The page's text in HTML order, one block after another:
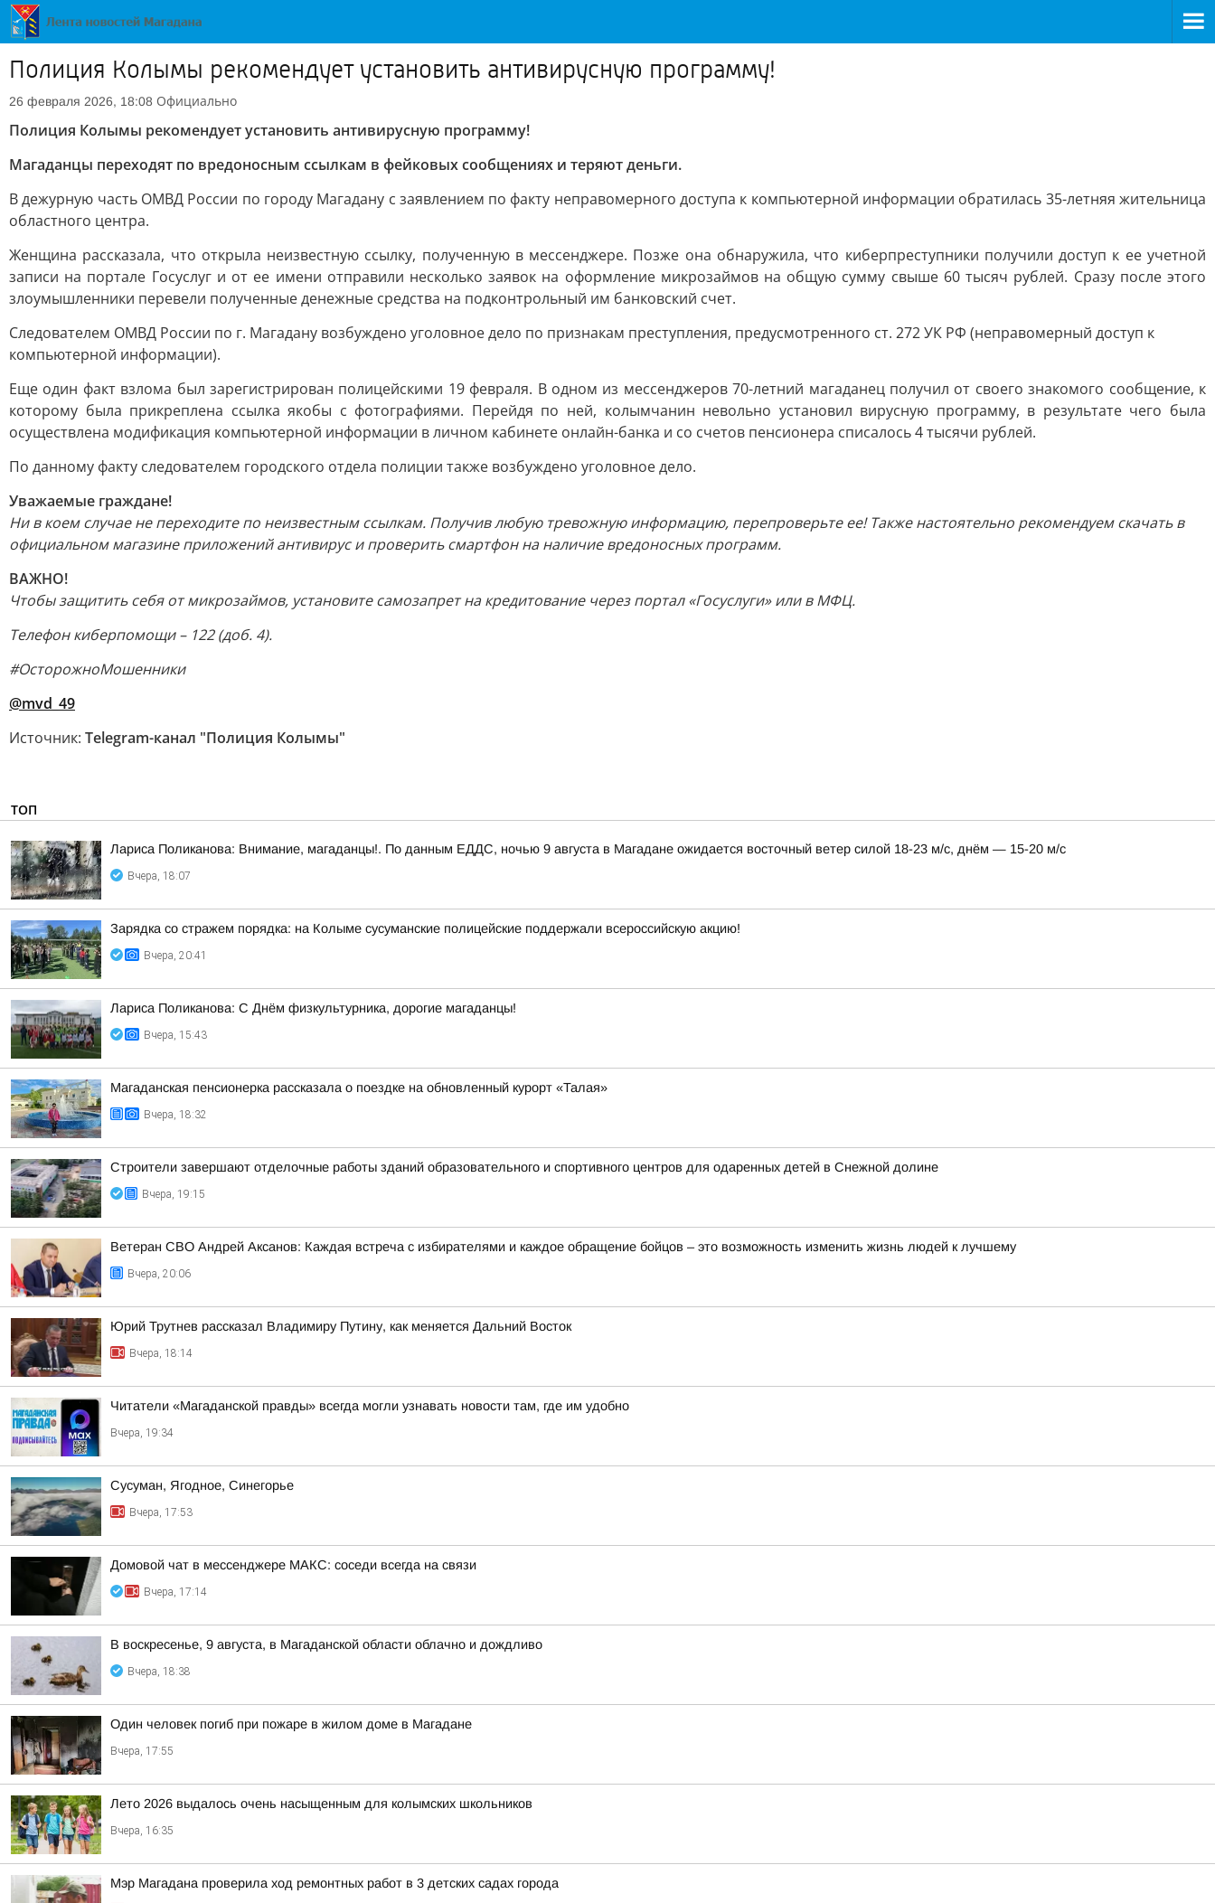
Полиция Колымы рекомендует установить антивирусную программу!
26 февраля 2026, 18:08 Официально
Полиция Колымы рекомендует установить антивирусную программу!
Магаданцы переходят по вредоносным ссылкам в фейковых сообщениях и теряют деньги.
В дежурную часть ОМВД России по городу Магадану с заявлением по факту неправомерного доступа к компьютерной информации обратилась 35-летняя жительница
областного центра.
Женщина рассказала, что открыла неизвестную ссылку, полученную в мессенджере. Позже она обнаружила, что киберпреступники получили доступ к ее учетной
записи на портале Госуслуг и от ее имени отправили несколько заявок на оформление микрозаймов на общую сумму свыше 60 тысяч рублей. Сразу после этого
злоумышленники перевели полученные денежные средства на подконтрольный им банковский счет.
Следователем ОМВД России по г. Магадану возбуждено уголовное дело по признакам преступления, предусмотренного ст. 272 УК РФ (неправомерный доступ к
компьютерной информации).
Еще один факт взлома был зарегистрирован полицейскими 19 февраля. В одном из мессенджеров 70-летний магаданец получил от своего знакомого сообщение, к
которому была прикреплена ссылка якобы с фотографиями. Перейдя по ней, колымчанин невольно установил вирусную программу, в результате чего была
осуществлена модификация компьютерной информации в личном кабинете онлайн-банка и со счетов пенсионера списалось 4 тысячи рублей.
По данному факту следователем городского отдела полиции также возбуждено уголовное дело.
Уважаемые граждане!
Ни в коем случае не переходите по неизвестным ссылкам. Получив любую тревожную информацию, перепроверьте ее! Также настоятельно рекомендуем скачать в
официальном магазине приложений антивирус и проверить смартфон на наличие вредоносных программ.
ВАЖНО!
Чтобы защитить себя от микрозаймов, установите самозапрет на кредитование через портал «Госуслуги» или в МФЦ.
Телефон киберпомощи – 122 (доб. 4).
#ОсторожноМошенники
@mvd_49
Источник: Telegram-канал "Полиция Колымы"
ТОП
Лариса Поликанова: Внимание, магаданцы!. По данным ЕДДС, ночью 9 августа в Магадане ожидается восточный ветер силой 18-23 м/с, днём — 15-20 м/с
Вчера, 18:07
Зарядка со стражем порядка: на Колыме сусуманские полицейские поддержали всероссийскую акцию!
Вчера, 20:41
Лариса Поликанова: С Днём физкультурника, дорогие магаданцы!
Вчера, 15:43
Магаданская пенсионерка рассказала о поездке на обновленный курорт «Талая»
Вчера, 18:32
Строители завершают отделочные работы зданий образовательного и спортивного центров для одаренных детей в Снежной долине
Вчера, 19:15
Ветеран СВО Андрей Аксанов: Каждая встреча с избирателями и каждое обращение бойцов – это возможность изменить жизнь людей к лучшему
Вчера, 20:06
Юрий Трутнев рассказал Владимиру Путину, как меняется Дальний Восток
Вчера, 18:14
Читатели «Магаданской правды» всегда могли узнавать новости там, где им удобно
Вчера, 19:34
Сусуман, Ягодное, Синегорье
Вчера, 17:53
Домовой чат в мессенджере MAКС: соседи всегда на связи
Вчера, 17:14
В воскресенье, 9 августа, в Магаданской области облачно и дождливо
Вчера, 18:38
Один человек погиб при пожаре в жилом доме в Магадане
Вчера, 17:55
Лето 2026 выдалось очень насыщенным для колымских школьников
Вчера, 16:35
Мэр Магадана проверила ход ремонтных работ в 3 детских садах города